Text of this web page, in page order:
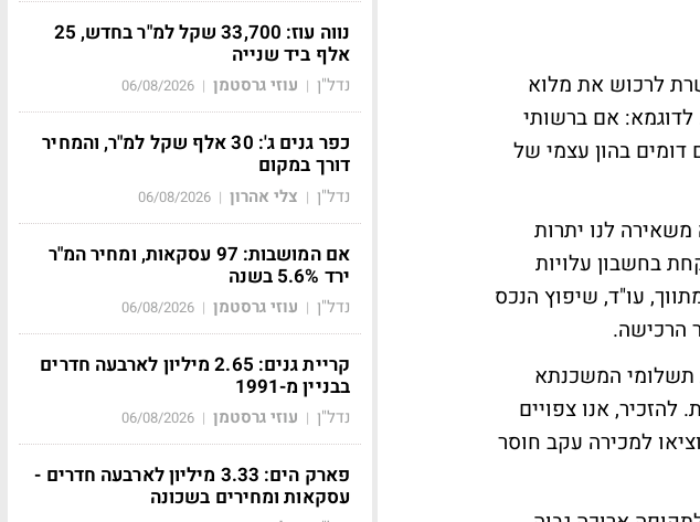
לרכוש את מלוא
לדוגמא: אם ברשותי
דומים בהון עצמי של
לנו יתרות
בחשבון עלויות
עו"ד, שיפוץ הנכס
הרכישה.
תשלומי המשכנתא
להזכיר, אנו צפויים
למכירה עקב חוסר
נווה עוז: 33,700 שקל למ"ר בחדש, 25
אלף ביד שנייה
נדל"ן | עוזי גרסטמן |
06/08/2026
כפר גנים ג': 30 אלף שקל למ"ר, והמחיר
דורך במקום
נדל"ן | צלי אהרון |
06/08/2026
אם המושבות: 97 עסקאות, ומחיר המ"ר
ירד 5.6% בשנה
נדל"ן | עוזי גרסטמן |
06/08/2026
קריית גנים: 2.65 מיליון לארבעה חדרים
בבניין מ-1991
נדל"ן | עוזי גרסטמן |
06/08/2026
פארק הים: 3.33 מיליון לארבעה חדרים -
עסקאות ומחירים בשכונה